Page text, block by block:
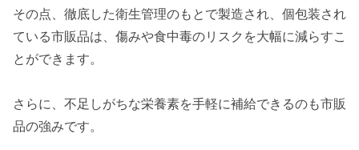
その点、徹底した衛生管理のもとで製造され、個包装され
ている市販品は、傷みや食中毒のリスクを大幅に減らすこ
とができます。
さらに、不足しがちな栄養素を手軽に補給できるのも市販
品の強みです。